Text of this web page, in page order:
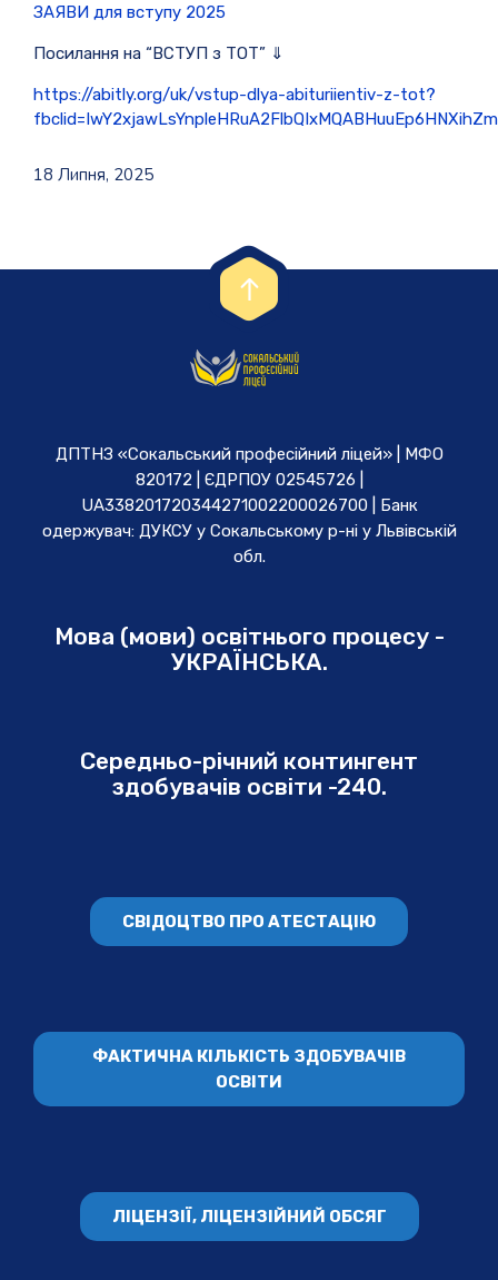
ЗАЯВИ для вступу 2025
Посилання на “ВСТУП з ТОТ” ⇓
https://abitly.org/uk/vstup-dlya-abituriientiv-z-tot?
18 Липня, 2025
ДПТНЗ «Сокальський професійний ліцей» | МФО
820172 | ЄДРПОУ 02545726 |
UA338201720344271002200026700 | Банк
одержувач: ДУКСУ у Cокальському р-ні у Львівській
обл.
Мова (мови) освітнього процесу -
УКРАЇНСЬКА.
Середньо-річний контингент
здобувачів освіти -240.
СВІДОЦТВО ПРО АТЕСТАЦІЮ
ФАКТИЧНА КІЛЬКІСТЬ ЗДОБУВАЧІВ
ОСВІТИ
ЛІЦЕНЗІЇ, ЛІЦЕНЗІЙНИЙ ОБСЯГ